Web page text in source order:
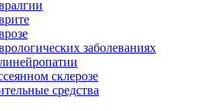
заболеваниях
склерозе
средства